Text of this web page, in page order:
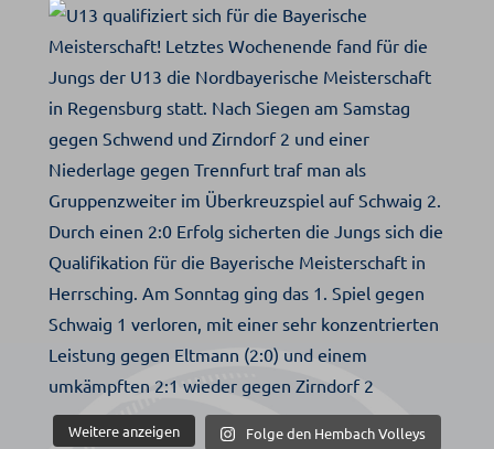
Weitere anzeigen Folge den Hembach Volleys